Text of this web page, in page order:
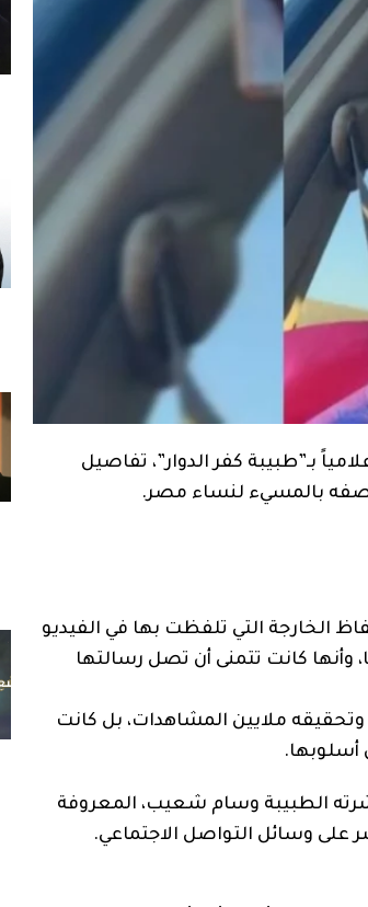
بـ”طبيبة كفر الدوار”، تفاصيل
الخارجة التي تلفظت بها في الفيديو
وأنها كانت تتمنى أن تصل رسالتها
وتحقيقه ملايين المشاهدات، بل كانت
أسلوبها.
الطبيبة وسام شعيب، المعروفة
على وسائل التواصل الاجتماعي.